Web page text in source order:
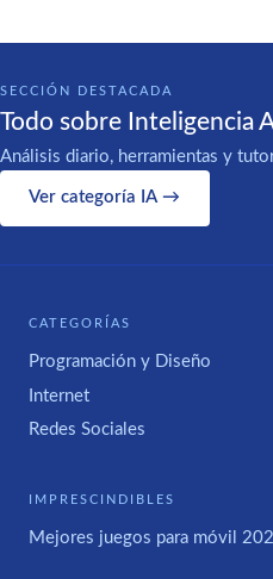
SECCIÓN DESTACADA
Todo sobre Inteligencia
Análisis diario, herramientas y
Ver categoría IA →
CATEGORÍAS
Programación y Diseño
Internet
Redes Sociales
IMPRESCINDIBLES
Mejores juegos para móvil